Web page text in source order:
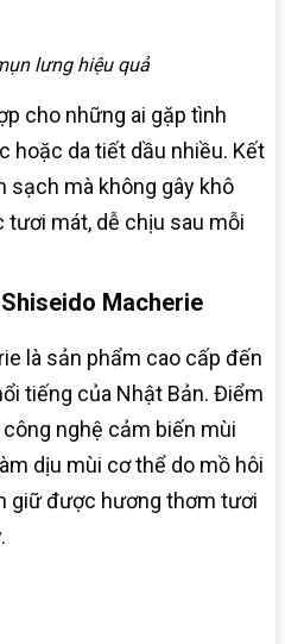
lưng hiệu quả
cho những ai gặp tình
hoặc da tiết dầu nhiều. Kết
sạch mà không gây khô
tươi mát, dễ chịu sau mỗi
Macherie
là sản phẩm cao cấp đến
tiếng của Nhật Bản. Điểm
nghệ cảm biến mùi
dịu mùi cơ thể do mồ hôi
giữ được hương thơm tươi